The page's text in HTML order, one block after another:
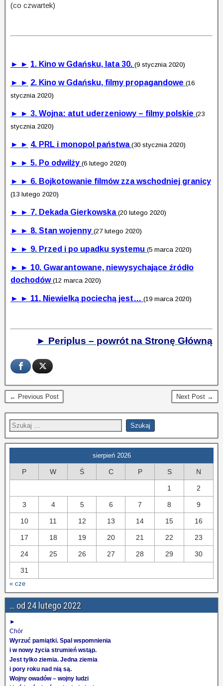
(co czwartek)
► ► 1. Kino w Gdańsku, lata 30. (9 stycznia 2020)
► ► 2. Kino w Gdańsku, filmy propagandowe (16
stycznia 2020)
► ► 3. Wojna: atut uderzeniowy – filmy polskie (23
stycznia 2020)
► ► 4. PRL i monopol państwa (30 stycznia 2020)
► ► 5. Po odwilży (6 lutego 2020)
► ► 6. Bojkotowanie filmów zza wschodniej granicy
(13 lutego 2020)
► ► 7. Dekada Gierkowska (20 lutego 2020)
► ► 8. Stan wojenny (27 lutego 2020)
► ► 9. Przed i po upadku systemu (5 marca 2020)
► ► 10. Gwarantowane, niewysychające źródło
dochodów (12 marca 2020)
► ► 11. Niewielką pociechą jest… (19 marca 2020)
► Periplus – powrót na Stronę Główną
← Previous Post Next Post →
sierpień 2026
P W Ś C P S N
1 2
3 4 5 6 7 8 9
10 11 12 13 14 15 16
17 18 19 20 21 22 23
24 25 26 27 28 29 30
31
« cze
… od 24 lutego 2022
►
Chór
Wyrzuć pamiątki. Spal wspomnienia
i w nowy życia strumień wstąp.
Jest tylko ziemia. Jedna ziemia
i pory roku nad nią są.
Wojny owadów – wojny ludzi